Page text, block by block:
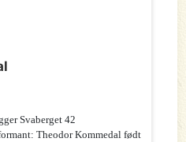
Svaberget 42
Theodor Kommedal født